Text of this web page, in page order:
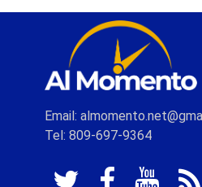
Email:
Tel: 809-697-9364